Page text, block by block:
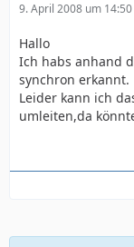
9. April 2008 um 14:50
Hallo
Ich habs anhand
synchron erkannt.
Leider kann ich
umleiten,da